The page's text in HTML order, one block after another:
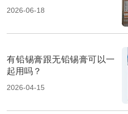
焊料重磅展出，高性能锡膏
2026-06-18
有铅锡膏跟无铅锡膏可以一
起用吗？
2026-04-15